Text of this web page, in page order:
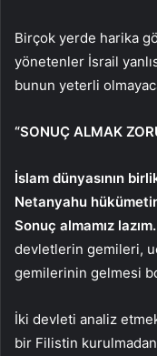
Birçok yerde harika
yönetenler İsrail
bunun yeterli
“SONUÇ ALMAK
İslam dünyasının
Netanyahu
Sonuç almamız lazım.
devletlerin gemileri,
gemilerinin gelmesi
İki devleti analiz
bir Filistin kurulmadan